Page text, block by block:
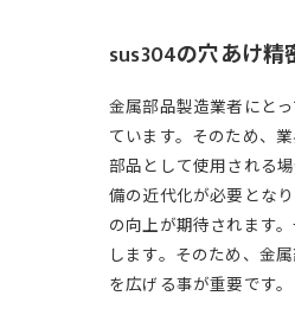
sus304の穴あけ
金属部品製造業者にと
ています。そのため、
部品として使用される
備の近代化が必要とな
の向上が期待されます
します。そのため、金
を広げる事が重要です。